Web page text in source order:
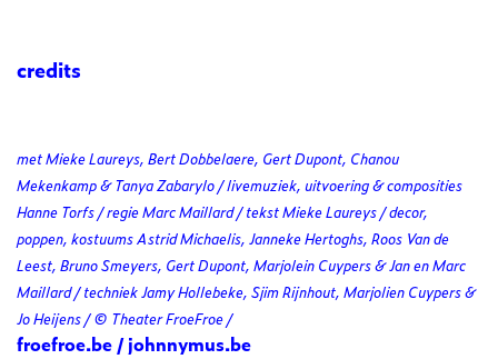
credits
met Mieke Laureys, Bert Dobbelaere, Gert Dupont, Chanou
Mekenkamp & Tanya Zabarylo / livemuziek, uitvoering & composities
Hanne Torfs / regie Marc Maillard / tekst Mieke Laureys / decor,
poppen, kostuums Astrid Michaelis, Janneke Hertoghs, Roos Van de
Leest, Bruno Smeyers, Gert Dupont, Marjolein Cuypers & Jan en Marc
Maillard / techniek Jamy Hollebeke, Sjim Rijnhout, Marjolien Cuypers &
Jo Heijens / © Theater FroeFroe /
froefroe.be /johnnymus.be